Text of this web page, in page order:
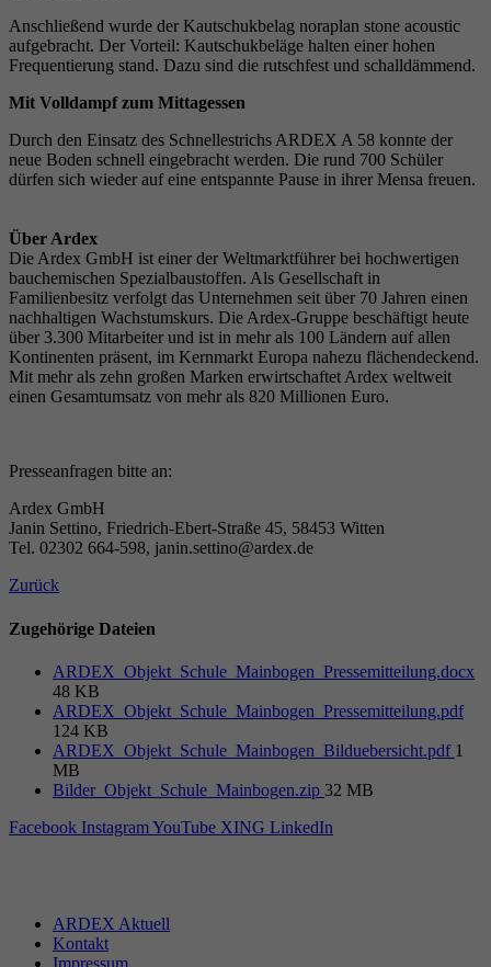
Anschließend wurde der Kautschukbelag noraplan stone acoustic
aufgebracht. Der Vorteil: Kautschukbeläge halten einer hohen
Frequentierung stand. Dazu sind die rutschfest und schalldämmend.
Mit Volldampf zum Mittagessen
Durch den Einsatz des Schnellestrichs ARDEX A 58 konnte der
neue Boden schnell eingebracht werden. Die rund 700 Schüler
dürfen sich wieder auf eine entspannte Pause in ihrer Mensa freuen.
Über Ardex
Die Ardex GmbH ist einer der Weltmarktführer bei hochwertigen
bauchemischen Spezialbaustoffen. Als Gesellschaft in
Familienbesitz verfolgt das Unternehmen seit über 70 Jahren einen
nachhaltigen Wachstumskurs. Die Ardex-Gruppe beschäftigt heute
über 3.300 Mitarbeiter und ist in mehr als 100 Ländern auf allen
Kontinenten präsent, im Kernmarkt Europa nahezu flächendeckend.
Mit mehr als zehn großen Marken erwirtschaftet Ardex weltweit
einen Gesamtumsatz von mehr als 820 Millionen Euro.
Presseanfragen bitte an:
Ardex GmbH
Janin Settino, Friedrich-Ebert-Straße 45, 58453 Witten
Tel. 02302 664-598, janin.settino@ardex.de
Zurück
Zugehörige Dateien
ARDEX_Objekt_Schule_Mainbogen_Pressemitteilung.docx
48 KB
ARDEX_Objekt_Schule_Mainbogen_Pressemitteilung.pdf
124 KB
ARDEX_Objekt_Schule_Mainbogen_Bilduebersicht.pdf 1
MB
Bilder_Objekt_Schule_Mainbogen.zip 32 MB
Facebook InstagramYouTube XING LinkedIn
ARDEX Aktuell
Kontakt
Impressum